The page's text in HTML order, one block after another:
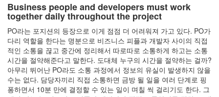
Business people and developers must work
together daily throughout the project
PO라는 포지션의 등장으로 이게 점점 더 어려워져 가고 있다. PO가
다리 역할을 한다는 명분으로 비즈니스 피플과 개발자 사이의 직접
적인 소통을 끊고 중간에 정리해서 따로따로 소통하게 하고는 소통
시간을 절약해준다고 말한다. 도대체 누구의 시간을 절약하는 걸까?
아무리 뛰어난 PO라도 소통 과정에서 정보의 유실이 발생하지 않을
수는 없다. 담당자끼리 직접 소통하면 금방 될 일을 여러 단계로 핑
퐁하면서 10분 만에 결정할 수 있는 일이 며칠 씩 걸리기도 한다. 그